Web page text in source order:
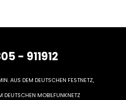
- 911912
AUS DEM DEUTSCHEN FESTNETZ,
MOBILFUNKNETZ